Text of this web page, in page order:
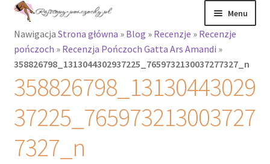
Przejdź
nawigacji
Przejdź
treści
Menu
Rajstopy
Rozwiń
menu
potomne
zakolanówki
Podkolanówki i
Nawigacja Strona główna » Blog » Recenzje » Recenzje
pończoch » Recenzja Pończoch Gatta Ars Amandi »
358826798_1313044302937225_7659732130037277327_n
358826798_13130443029
37225_765973213003727
7327_n